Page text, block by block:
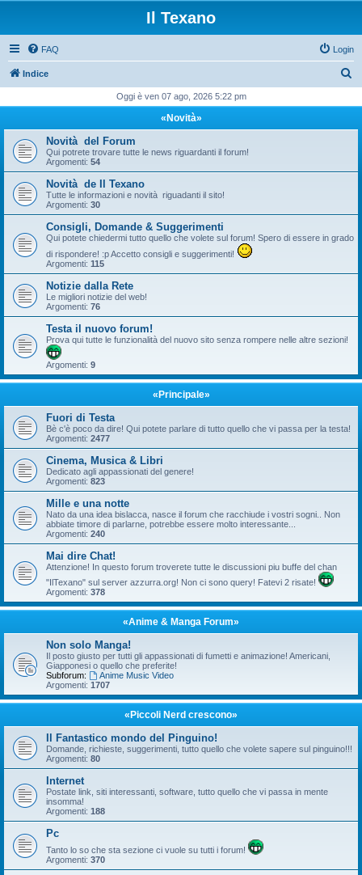
Il Texano
FAQ Login
Indice
c
Oggi è ven 07 ago, 2026 5:22 pm
«Novità»
Novità del Forum
Qui potrete trovare tutte le news riguardanti il forum!
Argomenti: 54
Novità de Il Texano
Tutte le informazioni e novità riguadanti il sito!
Argomenti: 30
Consigli, Domande & Suggerimenti
Qui potete chiedermi tutto quello che volete sul forum! Spero di essere in grado
di rispondere! :p Accetto consigli e suggerimenti!
Argomenti: 115
Notizie dalla Rete
Le migliori notizie del web!
Argomenti: 76
Testa il nuovo forum!
Prova qui tutte le funzionalità del nuovo sito senza rompere nelle altre sezioni!
Argomenti: 9
«Principale»
Fuori di Testa
Bè c'è poco da dire! Qui potete parlare di tutto quello che vi passa per la testa!
Argomenti: 2477
Cinema, Musica & Libri
Dedicato agli appassionati del genere!
Argomenti: 823
Mille e una notte
Nato da una idea bislacca, nasce il forum che racchiude i vostri sogni.. Non
abbiate timore di parlarne, potrebbe essere molto interessante...
Argomenti: 240
Mai dire Chat!
Attenzione! In questo forum troverete tutte le discussioni piu buffe del chan
"IlTexano" sul server azzurra.org! Non ci sono query! Fatevi 2 risate!
Argomenti: 378
«Anime & Manga Forum»
Non solo Manga!
Il posto giusto per tutti gli appassionati di fumetti e animazione! Americani,
Giapponesi o quello che preferite!
Subforum:
Anime Music Video
Argomenti: 1707
«Piccoli Nerd crescono»
Il Fantastico mondo del Pinguino!
Domande, richieste, suggerimenti, tutto quello che volete sapere sul pinguino!!!
Argomenti: 80
Internet
Postate link, siti interessanti, software, tutto quello che vi passa in mente
insomma!
Argomenti: 188
Pc
Tanto lo so che sta sezione ci vuole su tutti i forum!
Argomenti: 370